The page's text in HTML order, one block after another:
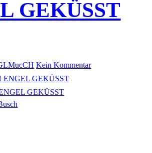
GEKÜSST
Kein Kommentar
GEKÜSST